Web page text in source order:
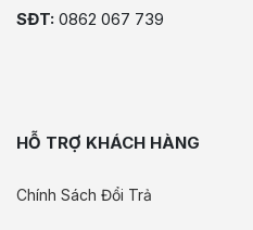
SĐT: 0862 067 739
HỖ TRỢ KHÁCH HÀNG
Chính Sách Đổi Trả